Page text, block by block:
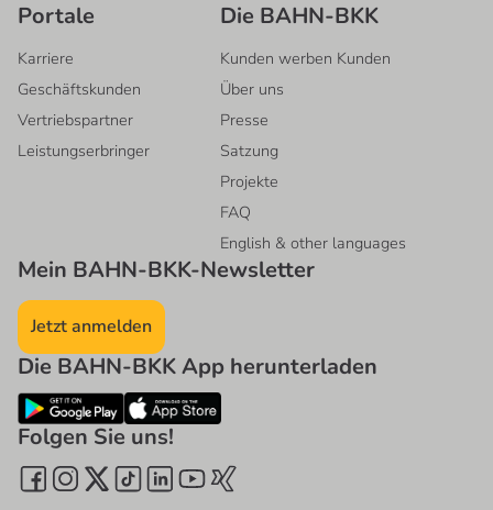
Portale
Karriere
Geschäftskunden
Vertriebspartner
Leistungserbringer
Die BAHN-BKK
Kunden werben Kunden
Über uns
Presse
Satzung
Projekte
FAQ
English & other languages
Mein BAHN-BKK-Newsletter
Jetzt anmelden
Die BAHN-BKK App herunterladen
Folgen Sie uns!